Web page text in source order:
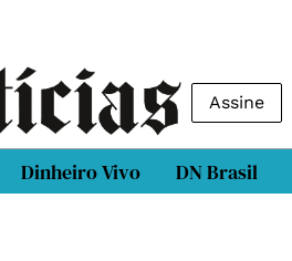
Assine
Dinheiro Vivo DN Brasil